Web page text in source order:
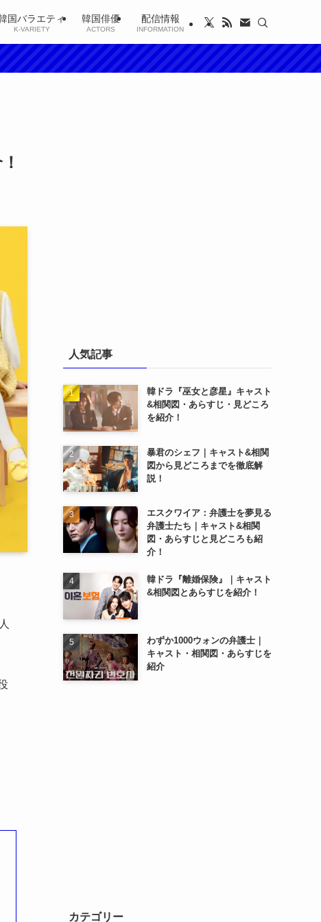
国バラエティ
K-VARIETY
韓国俳優
ACTORS
配信情報
INFORMATION
人気記事
韓ドラ『巫女と彦星』キャスト
&相関図・あらすじ・見どころ
を紹介！
暴君のシェフ｜キャスト&相関
図から見どころまでを徹底解
説！
エスクワイア：弁護士を夢見る
弁護士たち｜キャスト&相関
図・あらすじと見どころも紹
介！
韓ドラ『離婚保険』｜キャスト
&相関図とあらすじを紹介！
わずか1000ウォンの弁護士｜
キャスト・相関図・あらすじを
紹介
カテゴリー